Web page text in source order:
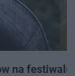
na